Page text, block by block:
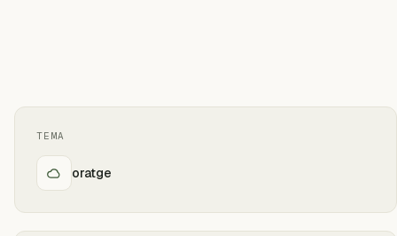
TEMA
oratge